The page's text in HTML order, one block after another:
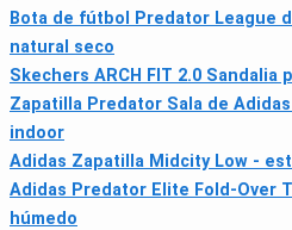
Bota de fútbol Predator League
natural seco
Skechers ARCH FIT 2.0 Sandalia
Zapatilla Predator Sala de
indoor
Adidas Zapatilla Midcity Low -
Adidas Predator Elite Fold-Over
húmedo